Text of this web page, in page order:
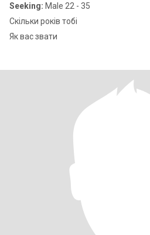
Seeking: Male 22 - 35
Скільки років тобі
Як вас звати